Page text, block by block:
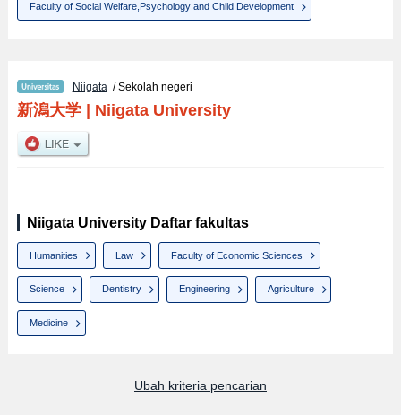
Faculty of Social Welfare,Psychology and Child Development
Niigata / Sekolah negeri
新潟大学| Niigata University
Niigata University Daftar fakultas
Humanities Law Faculty of Economic Sciences
Science Dentistry Engineering Agriculture
Medicine
Ubah kriteria pencarian